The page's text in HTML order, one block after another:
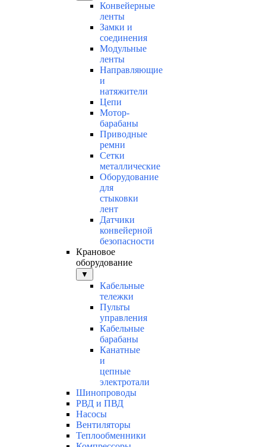
Конвейерные
ленты
Замки и
соединения
Модульные
ленты
Направляющие
и
натяжители
Цепи
Мотор-
барабаны
Приводные
ремни
Сетки
металлические
Оборудование
для
стыковки
лент
Датчики
конвейерной
безопасности
Крановое
оборудование
▼
Кабельные
тележки
Пульты
управления
Кабельные
барабаны
Канатные
и
цепные
электротали
Шинопроводы
РВД и ПВД
Насосы
Вентиляторы
Теплообменники